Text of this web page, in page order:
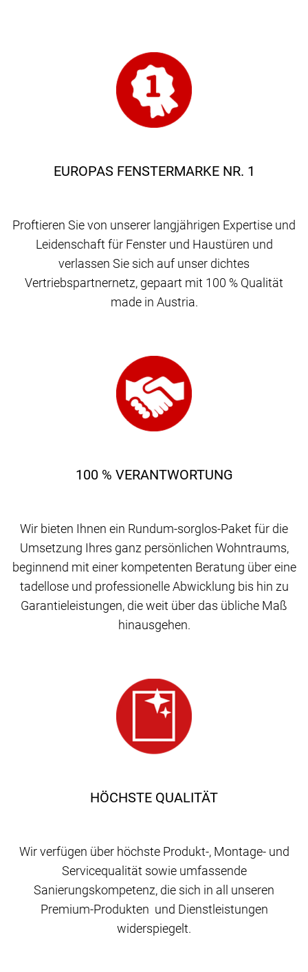
EUROPAS FENSTERMARKE NR. 1
Proftieren Sie von unserer langjährigen Expertise und
Leidenschaft für Fenster und Haustüren und
verlassen Sie sich auf unser dichtes
Vertriebspartnernetz, gepaart mit 100 % Qualität
made in Austria.
HÖCHSTE QUALITÄT
Wir verfügen über höchste Produkt-, Montage- und
Servicequalität sowie umfassende
Sanierungskompetenz, die sich in all unseren
Premium-Produkten und Dienstleistungen
widerspiegelt.
100 % VERANTWORTUNG
Wir bieten Ihnen ein Rundum-sorglos-Paket für die
Umsetzung Ihres ganz persönlichen Wohntraums,
beginnend mit einer kompetenten Beratung über eine
tadellose und professionelle Abwicklung bis hin zu
Garantieleistungen, die weit über das übliche Maß
hinausgehen.